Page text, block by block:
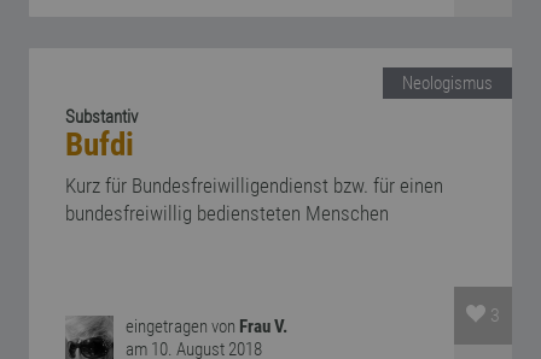
Neologismus
Substantiv
Bufdi
Kurz für Bundesfreiwilligendienst bzw. für einen
bundesfreiwillig bediensteten Menschen
eingetragen von Frau V.
am 10. August 2018
3